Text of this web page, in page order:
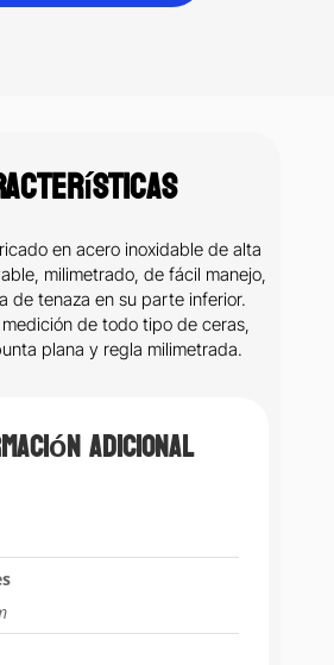
cantidad
en acero inoxidable de alta
milimetrado, de fácil manejo,
de tenaza en su parte inferior.
de todo tipo de ceras,
plana y regla milimetrada.
adicional